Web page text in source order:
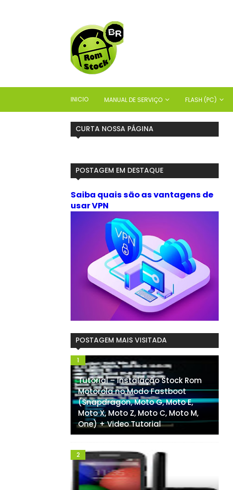
INICIO MANUAL DE SERVIÇO FLASH (PC)
CURTA NOSSA PÁGINA
POSTAGEM EM DESTAQUE
Saiba quais são as vantagens de
usar VPN
POSTAGEM MAIS VISITADA
Tutorial – Instalação Stock Rom
Motorola no Modo Fastboot
(Snapdragon, Moto G, Moto E,
Moto X, Moto Z, Moto C, Moto M,
One) + Video Tutorial